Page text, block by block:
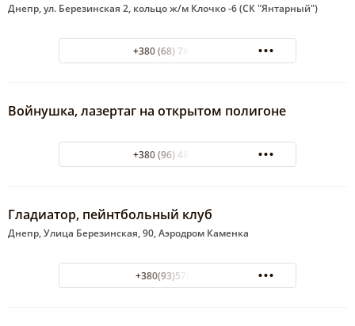
Днепр, ул. Березинская 2, кольцо ж/м Клочко -6 (СК "Янтарный")
+380 (68) 78-84-111
Войнушка, лазертаг на открытом полигоне
+380 (96) 486-22-44
Гладиатор, пейнтбольный клуб
Днепр, Улица Березинская, 90, Аэродром Каменка
+380(93)576-54-36